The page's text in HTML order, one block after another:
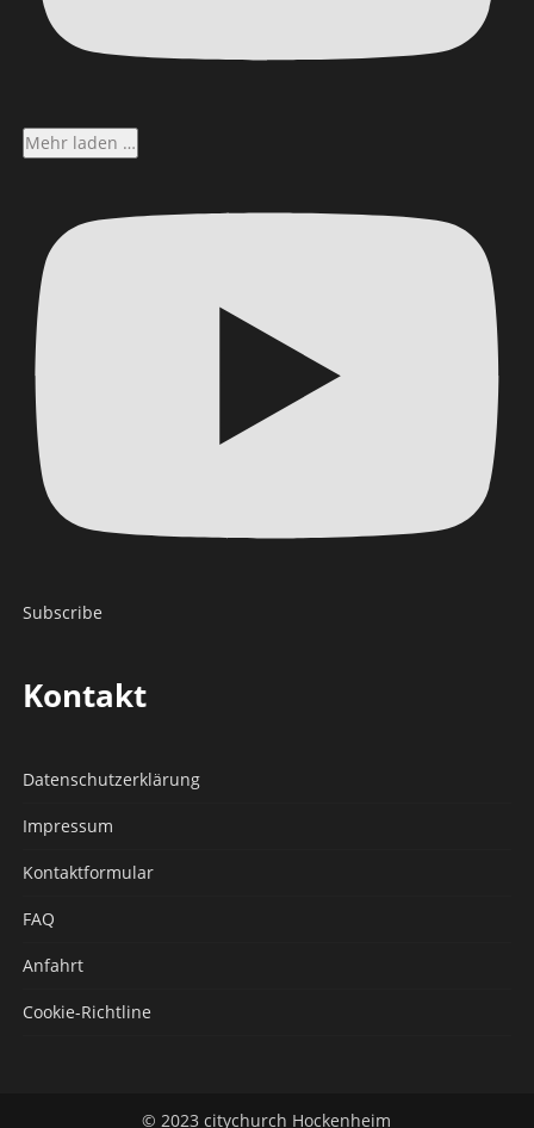
Mehr laden …
Subscribe
Kontakt
Datenschutz­erklärung
Impressum
Kontaktformular
FAQ
Anfahrt
Cookie-Richtline
© 2023 citychurch Hockenheim